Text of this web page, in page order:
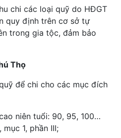
chi các loại quỹ do HĐGT
quy định trên cơ sở tự
trong gia tộc, đảm bảo
Thọ
để chi cho các mục đích
niên tuổi: 90, 95, 100…
1, phần III;